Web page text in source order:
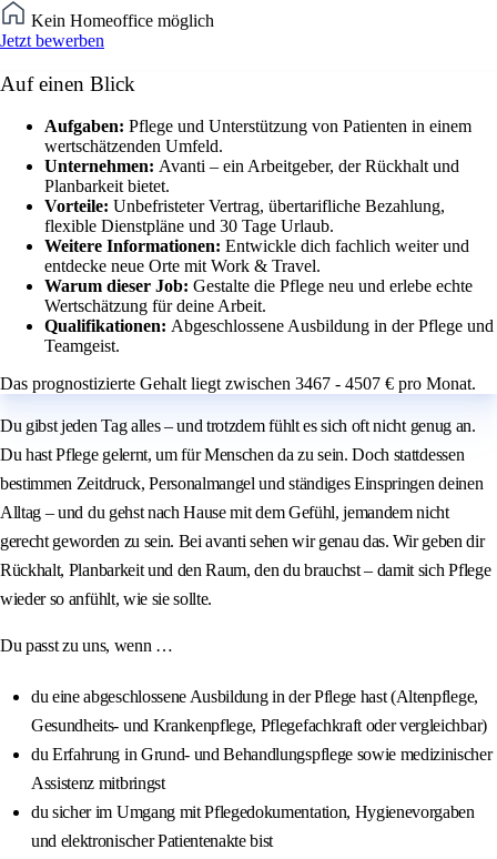
Kein Homeoffice möglich
Jetzt bewerben
Auf einen Blick
Aufgaben: Pflege und Unterstützung von Patienten in einem
wertschätzenden Umfeld.
Unternehmen: Avanti – ein Arbeitgeber, der Rückhalt und
Planbarkeit bietet.
Vorteile: Unbefristeter Vertrag, übertarifliche Bezahlung,
flexible Dienstpläne und 30 Tage Urlaub.
Weitere Informationen: Entwickle dich fachlich weiter und
entdecke neue Orte mit Work & Travel.
Warum dieser Job: Gestalte die Pflege neu und erlebe echte
Wertschätzung für deine Arbeit.
Qualifikationen: Abgeschlossene Ausbildung in der Pflege und
Teamgeist.
Das prognostizierte Gehalt liegt zwischen 3467 - 4507 € pro Monat.
Du gibst jeden Tag alles – und trotzdem fühlt es sich oft nicht genug an.
Du hast Pflege gelernt, um für Menschen da zu sein. Doch stattdessen
bestimmen Zeitdruck, Personalmangel und ständiges Einspringen deinen
Alltag – und du gehst nach Hause mit dem Gefühl, jemandem nicht
gerecht geworden zu sein. Bei avanti sehen wir genau das. Wir geben dir
Rückhalt, Planbarkeit und den Raum, den du brauchst – damit sich Pflege
wieder so anfühlt, wie sie sollte.
Du passt zu uns, wenn …
du eine abgeschlossene Ausbildung in der Pflege hast (Altenpflege,
Gesundheits- und Krankenpflege, Pflegefachkraft oder vergleichbar)
du Erfahrung in Grund- und Behandlungspflege sowie medizinischer
Assistenz mitbringst
du sicher im Umgang mit Pflegedokumentation, Hygienevorgaben
und elektronischer Patientenakte bist